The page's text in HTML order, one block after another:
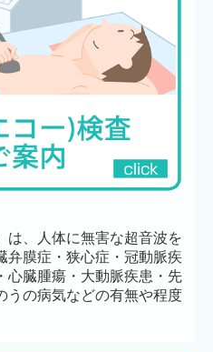
は、人体に無害な超音波を
弁膜症・狭心症・冠動脈疾
心臓腫瘍・大動脈疾患・先
うの病気などの有無や程度